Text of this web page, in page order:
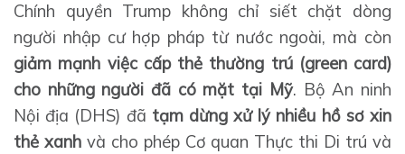
Chính quyền Trump không chỉ siết chặt dòng
người nhập cư hợp pháp từ nước ngoài, mà còn
giảm mạnh việc cấp thẻ thường trú (green card)
cho những người đã có mặt tại Mỹ. Bộ An ninh
Nội địa (DHS) đã tạm dừng xử lý nhiều hồ sơ xin
thẻ xanhvà cho phép Cơ quan Thực thi Di trú và